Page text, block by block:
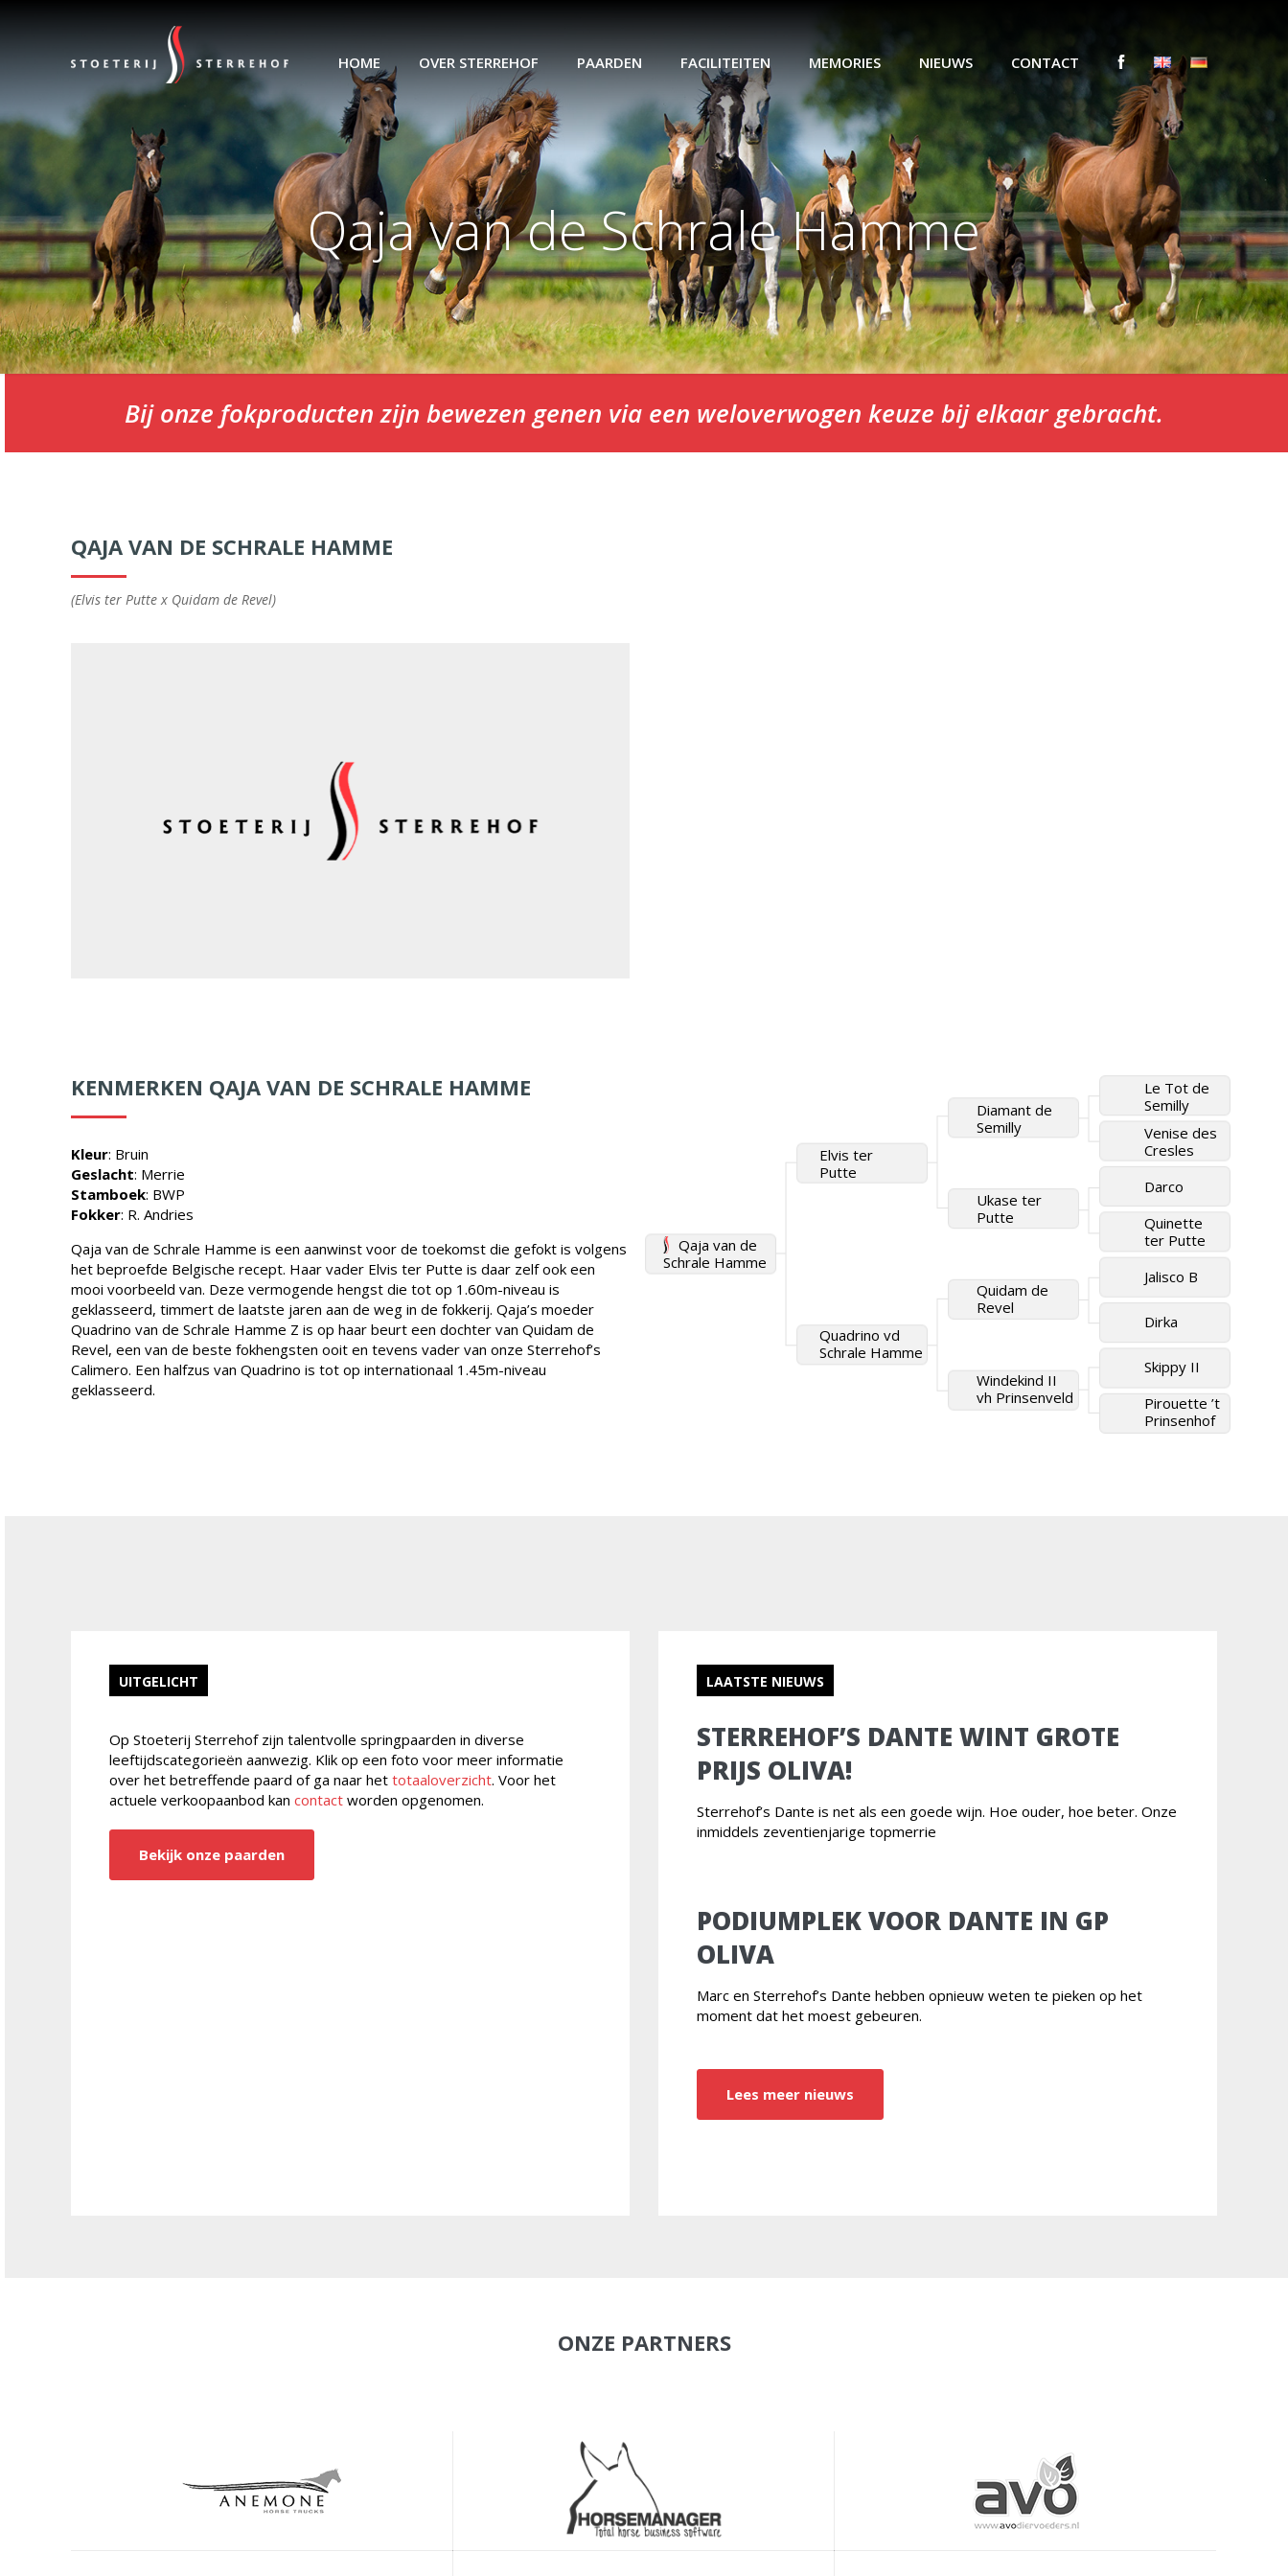
HOME OVER STERREHOF PAARDEN FACILITEITEN MEMORIES NIEUWS CONTACT
Qaja van de Schrale Hamme
Bij onze fokproducten zijn bewezen genen via een weloverwogen keuze bij elkaar gebracht.
QAJA VAN DE SCHRALE HAMME
(Elvis ter Putte x Quidam de Revel)
KENMERKEN QAJA VAN DE SCHRALE HAMME
Kleur: Bruin
Geslacht: Merrie
Stamboek: BWP
Fokker: R. Andries
Qaja van de Schrale Hamme is een aanwinst voor de toekomst die gefokt is volgens
het beproefde Belgische recept. Haar vader Elvis ter Putte is daar zelf ook een
mooi voorbeeld van. Deze vermogende hengst die tot op 1.60m-niveau is
geklasseerd, timmert de laatste jaren aan de weg in de fokkerij. Qaja’s moeder
Quadrino van de Schrale Hamme Z is op haar beurt een dochter van Quidam de
Revel, een van de beste fokhengsten ooit en tevens vader van onze Sterrehof’s
Calimero. Een halfzus van Quadrino is tot op internationaal 1.45m-niveau
geklasseerd.
Qaja van de
Schrale Hamme
Elvis ter
Putte
Diamant de
Semilly
Le Tot de
Semilly
Venise des
Cresles
Ukase ter
Putte
Darco
Quinette
ter Putte
Quadrino vd
Schrale Hamme
Quidam de
Revel
Jalisco B
Dirka
Windekind II
vh Prinsenveld
Skippy II
Pirouette ’t
Prinsenhof
UITGELICHT
Op Stoeterij Sterrehof zijn talentvolle springpaarden in diverse
leeftijdscategorieën aanwezig. Klik op een foto voor meer informatie
over het betreffende paard of ga naar hettotaaloverzicht. Voor het
actuele verkoopaanbod kancontact worden opgenomen.
Bekijk onze paarden
LAATSTE NIEUWS
STERREHOF’S DANTE WINT GROTE
PRIJS OLIVA!
Sterrehof’s Dante is net als een goede wijn. Hoe ouder, hoe beter. Onze
inmiddels zeventienjarige topmerrie
PODIUMPLEK VOOR DANTE IN GP
OLIVA
Marc en Sterrehof’s Dante hebben opnieuw weten te pieken op het
moment dat het moest gebeuren.
Lees meer nieuws
ONZE PARTNERS